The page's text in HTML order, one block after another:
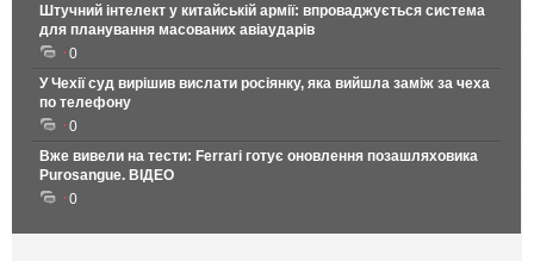
Штучний інтелект у китайській армії: впроваджується система
для планування масованих авіаударів
0
У Чехії суд вирішив вислати росіянку, яка вийшла заміж за чеха
по телефону
0
Вже вивели на тести: Ferrari готує оновлення позашляховика
Purosangue. ВІДЕО
0